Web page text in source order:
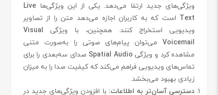
ویژگی‌های جدید ارتقا می‌دهد. یکی از این ویژگی‌هاLive
Text است که به کاربران اجازه می‌دهد متن را از تصاویر
ویدیویی استخراج کنند. همچنین، با ویژگی Visual
Voicemailمی‌توان پیام‌های صوتی را به‌صورت متنی
مشاهده کرد و ویژگی Spatial Audio صدای سه‌بعدی را برای
تماس‌های ویدیویی فراهم می‌کند که کیفیت صدا را به میزان
زیادی بهبود می‌بخشد.
دسترسی آسان‌تر به اطلاعات: با افزودن ویژگی‌های جدید در